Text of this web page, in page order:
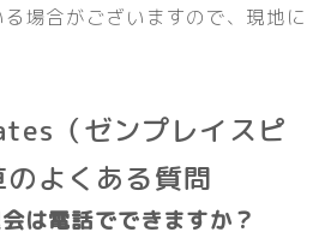
場合がございますので、現地に
（ゼンプレイスピ
よくある質問
は電話でできますか？